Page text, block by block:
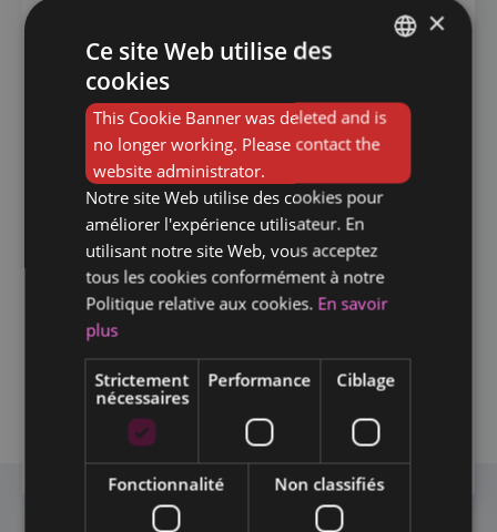
Heures supplémentaires
Travail de jour
Travail de nuit
Travail en soirée
Travail les jours fériés
DUTCH
×
Ce site Web utilise des
cookies
This Cookie Banner was deleted and is
no longer working. Please contact the
website administrator.
Notre site Web utilise des cookies pour
améliorer l'expérience utilisateur. En
utilisant notre site Web, vous acceptez
tous les cookies conformément à notre
Politique relative aux cookies. En savoir
plus
Strictement
nécessaires
Performance Ciblage
Fonctionnalité Non classifiés